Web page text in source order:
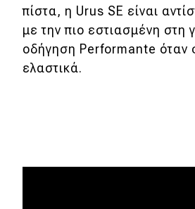
πίστα, η Urus SE είναι
με την πιο εστιασμένη στη
οδήγηση Performante όταν
ελαστικά.